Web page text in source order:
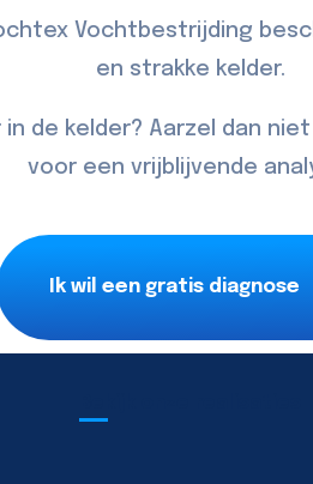
Vochtbestrijding
en strakke kelder.
de kelder? Aarzel dan
voor een vrijblijvende
Ik wil een gratis diagnose